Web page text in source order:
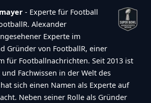
alt":"Sound
title":"Accessibility option:
and answer
description":"Type below the
STRONG] to what you hear.
or
- Experte für Football
Alexander
Experte im
Gründer von FootballR, einer
für Footballnachrichten. Seit 2013 ist
Fachwissen in der Welt des
sich einen Namen als Experte auf
Neben seiner Rolle als Gründer